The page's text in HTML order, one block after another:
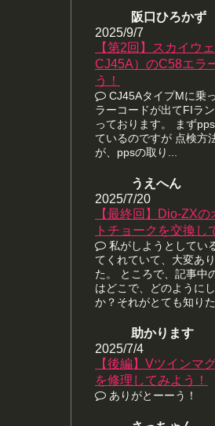
阪口ひろかず
2025/9/7
【第2回】スカイウ
CJ45A）のC58エラ
う！
CJ45AタイプMに乗
ラーコードが出てFIラ
っております。 まず
ているのですが 点検方
が、ppsの取り...
うえへん
2025/7/20
【最終回】Dio-ZX
トチョークを交換し
私がしようとしてい
てくれていて、大変あ
た。 ところで、記事中
はどこで、どのように
か？それがとても知り
助かります
2025/7/4
【後編】Vツインマ
を修理してみよう！
ありがとーーう！